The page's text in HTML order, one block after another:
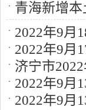
9月18日 17:23
青海新增
2022年9月
【疫情速报
2022年9月
【疫情速报
济宁市
报】 9月14日
2022年9月
无症状感染
2022年9月